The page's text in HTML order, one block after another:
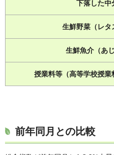
下落した中
生鮮野菜（レタ
生鮮魚介（あじ
授業料等（高等学校授業
前年同月との比較